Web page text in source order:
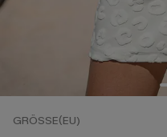
GRÖSSE(EU)